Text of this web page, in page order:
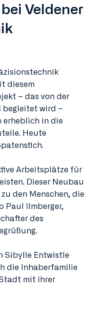
Veldener
diesem
– das von der
begleitet wird –
erheblich in die
Heute
Arbeitsplätze für
Dieser Neubau
den Menschen, die
Paul Ilmberger,
des
Sibylle Entwistle
die Inhaberfamilie
mit ihrer